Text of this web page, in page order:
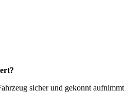
sicher und gekonnt aufnimmt